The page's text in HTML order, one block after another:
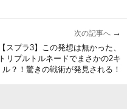
次の記事へ →
【スプラ3】この発想は無かった、
トリプルトルネードでまさかの2キ
ル？！驚きの戦術が発見される！